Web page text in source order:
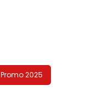
Promo 2025